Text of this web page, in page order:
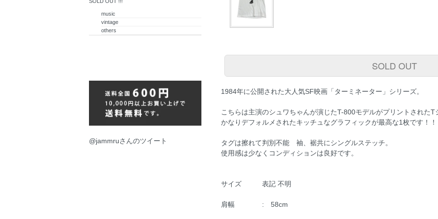
SOLD OUT
1984年に公開された大人気SF映画「ターミネーター」シリーズ。
こちらは主演のシュワちゃんが演じたT-800モデルがプリントされたT
かなりデフォルメされたキッチュなグラフィックが最高な1枚です！！
タグは擦れて判別不能 袖、裾共にシングルステッチ。
使用感は少なくコンディションは良好です。
サイズ 表記 不明
肩幅 : 58cm
SOLD OUT !!!
music
vintage
others
@jammruさんのツイート